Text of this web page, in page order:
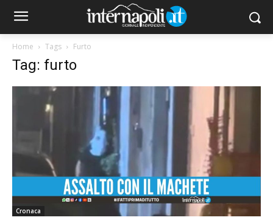
Home Tags Furto
Tag: furto
Cronaca